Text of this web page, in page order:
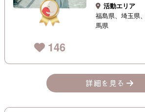
146
活動エリア
福島県
埼玉県
馬県
詳細を見る